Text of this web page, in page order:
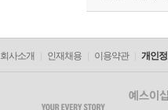
회사소개 인재채용 이용약관 개인